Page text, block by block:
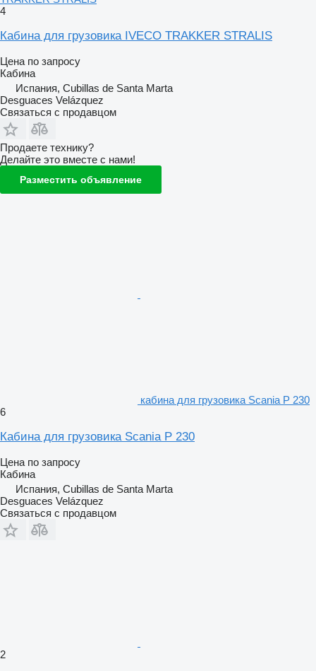
4
Кабина для грузовика IVECO TRAKKER STRALIS
Цена по запросу
Кабина
Испания, Cubillas de Santa Marta
Desguaces Velázquez
Связаться с продавцом
Продаете технику?
Делайте это вместе с нами!
Разместить объявление
кабина для грузовика Scania P 230
6
Кабина для грузовика Scania P 230
Цена по запросу
Кабина
Испания, Cubillas de Santa Marta
Desguaces Velázquez
Связаться с продавцом
2